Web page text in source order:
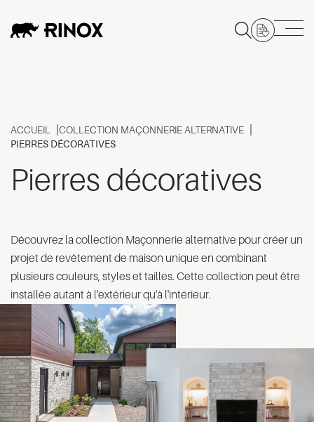
ACCUEIL
COLLECTION MAÇONNERIE ALTERNATIVE
PIERRES DÉCORATIVES
Pierres décoratives
Découvrez la collection Maçonnerie alternative pour créer un
projet de revêtement de maison unique en combinant
plusieurs couleurs, styles et tailles. Cette collection peut être
installée autant à l'extérieur qu'à l'intérieur.